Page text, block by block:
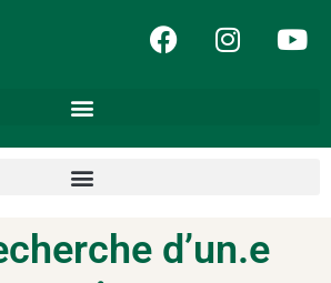
d’un.e